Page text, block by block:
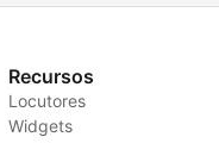
Recursos
Locutores
Widgets